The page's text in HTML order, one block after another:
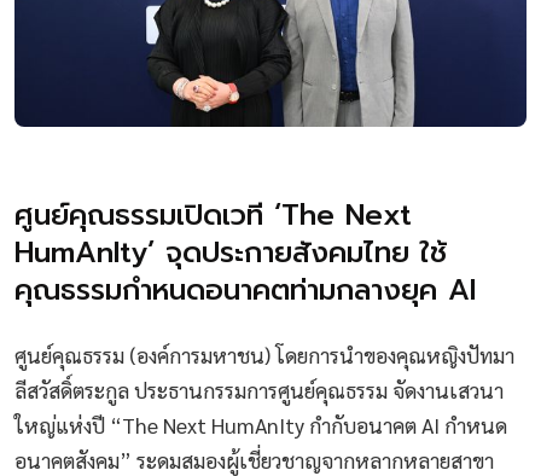
ศูนย์คุณธรรมเปิดเวที ‘The Next
HumAnIty’ จุดประกายสังคมไทย ใช้
คุณธรรมกำหนดอนาคตท่ามกลางยุค AI
ศูนย์คุณธรรม (องค์การมหาชน) โดยการนำของคุณหญิงปัทมา
ลีสวัสดิ์ตระกูล ประธานกรรมการศูนย์คุณธรรม จัดงานเสวนา
ใหญ่แห่งปี “The Next HumAnIty กำกับอนาคต AI กำหนด
อนาคตสังคม” ระดมสมองผู้เชี่ยวชาญจากหลากหลายสาขา